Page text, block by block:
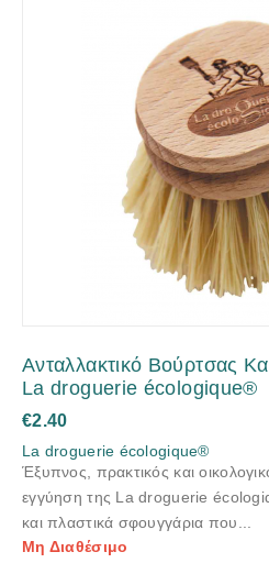
Ανταλλακτικό Βούρτσας
La droguerie écologique®
€2.40
La droguerie écologique®
Έξυπνος, πρακτικός και
εγγύηση της La droguerie
και πλαστικά σφουγγάρια που...
Μη Διαθέσιμο